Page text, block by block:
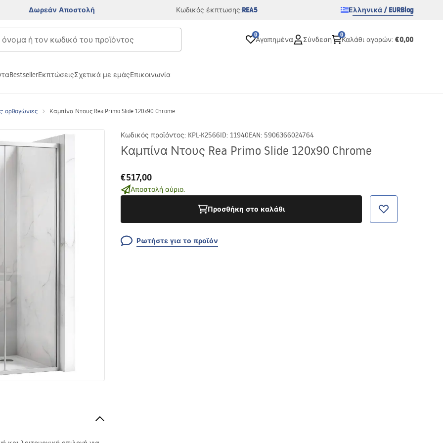
Δωρεάν Αποστολή Κωδικός έκπτωσης:REA5 Ελληνικά / EURBlog
0
Αγαπημένα Σύνδεση
0
Καλάθι αγορών: €0,00
BestsellerΕκπτώσειςΣχετικά με εμάςΕπικοινωνία
ορθογώνιες Καμπίνα Ντους Rea Primo Slide 120x90 Chrome
Κωδικός προϊόντος: KPL-K2566ID: 11940EAN: 5906366024764
Καμπίνα Ντους Rea Primo Slide 120x90 Chrome
€517,00
Αποστολή αύριο.
Προσθήκη στο καλάθι
Ρωτήστε για το προϊόν